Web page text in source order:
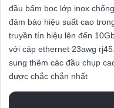
đầu bấm bọc lớp inox
đảm bảo hiệu suất cao
truyền tín hiệu lên đến
với cáp ethernet 23awg
sung thêm các đầu chụp
được chắc chắn nhất